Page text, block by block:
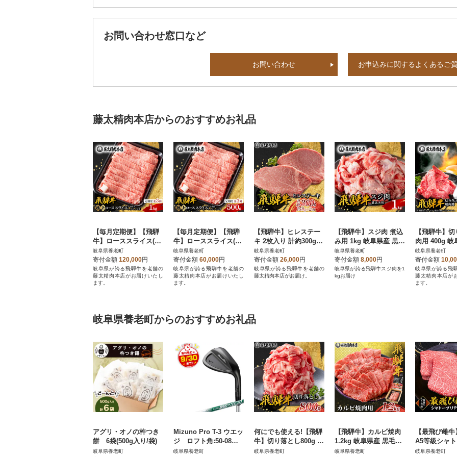
お問い合わせ窓口など
お問い合わせ お申込みに関するよくあるご
藤太精肉本店からのおすすめお礼品
【毎月定期便】【飛騨
牛】ローススライス(す
き焼き/しゃぶしゃぶ)1
kg 岐阜県産 黒毛和牛
全3回
岐阜県養老町
寄付金額 120,000円
岐阜県が誇る飛騨牛を老舗の
藤太精肉本店がお届けいたし
ます。
【毎月定期便】【飛騨
牛】ローススライス(す
き焼き/しゃぶしゃぶ)5
00g 岐阜県産 黒毛和牛
全3回
岐阜県養老町
寄付金額 60,000円
岐阜県が誇る飛騨牛を老舗の
藤太精肉本店がお届けいたし
ます。
【飛騨牛】ヒレステー
キ 2枚入り 計約300g (1
50g×2枚) 岐阜県産
岐阜県養老町
寄付金額 26,000円
岐阜県が誇る飛騨牛を老舗の
藤太精肉本店がお届け。
【飛騨牛】スジ肉 煮込
み用 1kg 岐阜県産 黒毛
和牛 牛すじ
岐阜県養老町
寄付金額 8,000円
岐阜県が誇る飛騨牛スジ肉を1
kgお届け
【飛騨牛】
肉用 400g 岐
毛和牛
岐阜県養老町
寄付金額
岐阜県が誇る飛
藤太精肉本店が
ます。
岐阜県養老町からのおすすめお礼品
アグリ・オノの杵つき
餅 6袋(500g入り/袋)
岐阜県養老町
Mizuno Pro T-3 ウエッ
ジ ロフト角:50-08 5
KJKB249905008
岐阜県養老町
何にでも使える!【飛騨
牛】切り落とし800g 岐
阜県産 黒毛和牛
岐阜県養老町
【飛騨牛】カルビ焼肉
1.2kg 岐阜県産 黒毛和
牛 贈り物にも
岐阜県養老町
【最飛び雌
A5等級シャ
ン(ヒレ
岐阜県養老町